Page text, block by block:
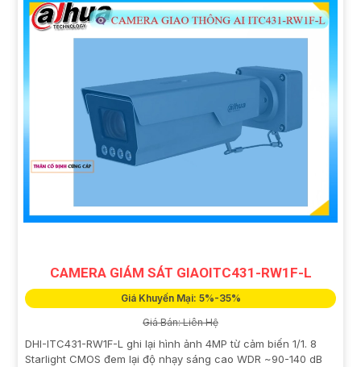
CAMERA GIÁM SÁT GIAOITC431-RW1F-L
Giá Khuyến Mại: 5%-35%
Giá Bán: Liên Hệ
DHI-ITC431-RW1F-L ghi lại hình ảnh 4MP từ cảm biến 1/1. 8
Starlight CMOS đem lại độ nhạy sáng cao WDR ~90-140 dB